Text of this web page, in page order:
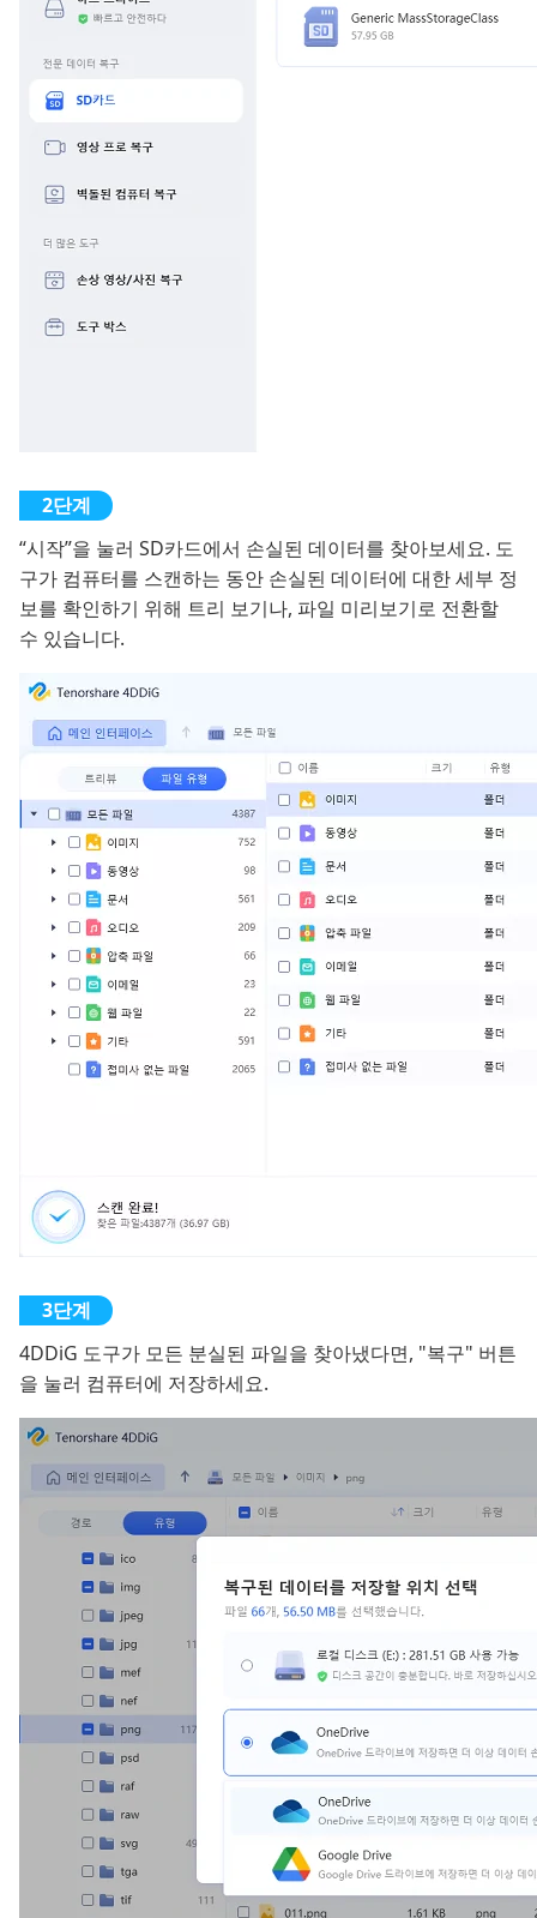
“시작”을 눌러 SD카드에서 손실된 데이터를 찾아보세요. 도
구가 컴퓨터를 스캔하는 동안 손실된 데이터에 대한 세부 정
보를 확인하기 위해 트리 보기나, 파일 미리보기로 전환할
수 있습니다.
4DDiG 도구가 모든 분실된 파일을 찾아냈다면, "복구" 버튼
을 눌러 컴퓨터에 저장하세요.